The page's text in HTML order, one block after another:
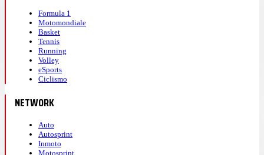
Formula 1
Motomondiale
Basket
Tennis
Running
Volley
eSports
Ciclismo
NETWORK
Auto
Autosprint
Inmoto
Motosprint